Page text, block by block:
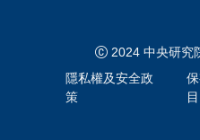
2024 中央研究
隱私權及安全政
策
目